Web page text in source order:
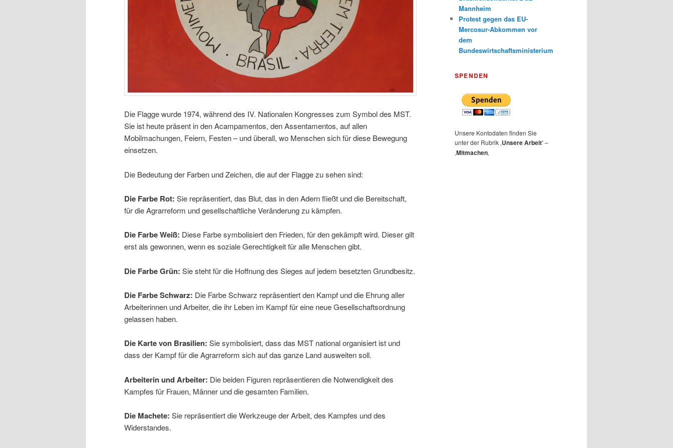
Die Flagge wurde 1974, während des IV. Nationalen Kongresses zum Symbol des MST.
Sie ist heute präsent in den Acampamentos, den Assentamentos, auf allen
Mobilmachungen, Feiern, Festen – und überall, wo Menschen sich für diese Bewegung
einsetzen.
Die Bedeutung der Farben und Zeichen, die auf der Flagge zu sehen sind:
Die Farbe Rot: Sie repräsentiert, das Blut, das in den Adern fließt und die Bereitschaft,
für die Agrarreform und gesellschaftliche Veränderung zu kämpfen.
Die Farbe Weiß: Diese Farbe symbolisiert den Frieden, für den gekämpft wird. Dieser gilt
erst als gewonnen, wenn es soziale Gerechtigkeit für alle Menschen gibt.
Die Farbe Grün: Sie steht für die Hoffnung des Sieges auf jedem besetzten Grundbesitz.
Die Farbe Schwarz: Die Farbe Schwarz repräsentiert den Kampf und die Ehrung aller
Arbeiterinnen und Arbeiter, die ihr Leben im Kampf für eine neue Gesellschaftsordnung
gelassen haben.
Die Karte von Brasilien: Sie symbolisiert, dass das MST national organisiert ist und
dass der Kampf für die Agrarreform sich auf das ganze Land ausweiten soll.
Arbeiterin und Arbeiter: Die beiden Figuren repräsentieren die Notwendigkeit des
Kampfes für Frauen, Männer und die gesamten Familien.
Die Machete: Sie repräsentiert die Werkzeuge der Arbeit, des Kampfes und des
Widerstandes.
Mannheim
Protest gegen das EU-
Mercosur-Abkommen vor
dem
Bundeswirtschaftsministerium
SPENDEN
Unsere Kontodaten finden Sie
unter der Rubrik ‚ Unsere Arbeit‘–
Mitmachen